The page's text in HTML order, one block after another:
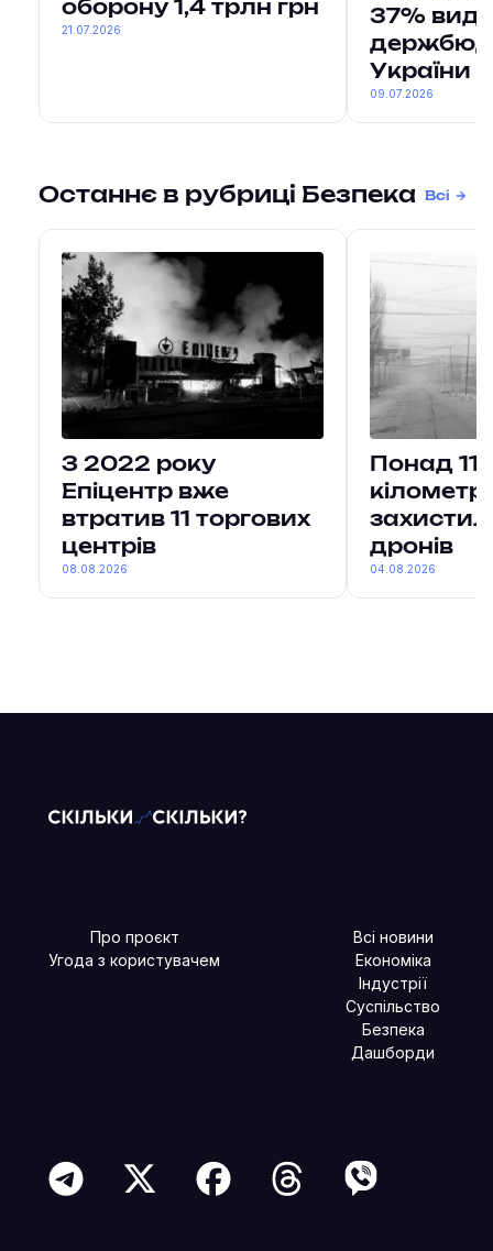
оборону 1,4 трлн грн
21.07.2026
37%
України
09.07.2026
Останнє в рубриці Безпека Всі
З 2022 року
Епіцентр вже
втратив 11 торгових
центрів
08.08.2026
Понад
дронів
04.08.2026
Про проєкт
Угода з користувачем
Всі новини
Економіка
Індустрії
Суспільство
Безпека
Дашборди
Читайте більше в наших соцмережах